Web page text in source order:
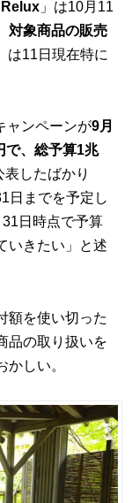
Relux 」は10月11
対象商品の販売
は11日現在特に
ャンペーンが9月
で、総予算1兆
したばかり
日までを予定し
日時点で予算
いきたい」と述
額を使い切った
品の取り扱いを
しい。